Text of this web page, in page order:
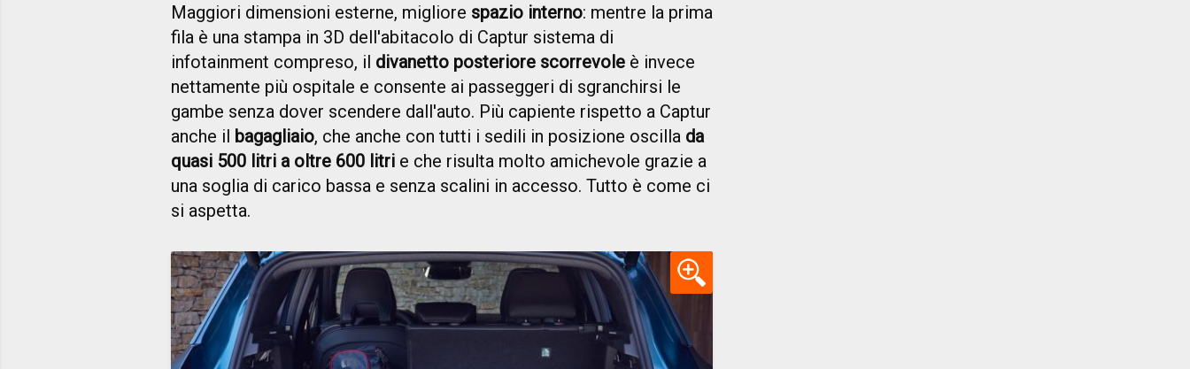
Maggiori dimensioni esterne, migliore spazio interno: mentre la prima
fila è una stampa in 3D dell'abitacolo di Captur sistema di
infotainment compreso, il divanetto posteriore scorrevole è invece
nettamente più ospitale e consente ai passeggeri di sgranchirsi le
gambe senza dover scendere dall'auto. Più capiente rispetto a Captur
anche il bagagliaio, che anche con tutti i sedili in posizione oscilla da
quasi 500 litri a oltre 600 litri e che risulta molto amichevole grazie a
una soglia di carico bassa e senza scalini in accesso. Tutto è come ci
si aspetta.